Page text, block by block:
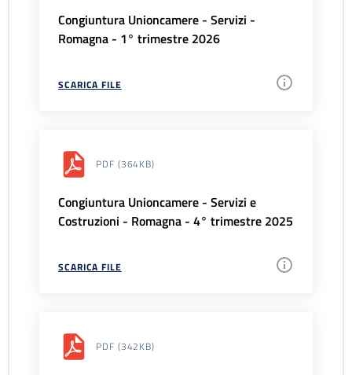
Congiuntura Unioncamere - Servizi -
Romagna - 1° trimestre 2026
SCARICA FILE
PDF (364KB)
Congiuntura Unioncamere - Servizi e
Costruzioni - Romagna - 4° trimestre 2025
SCARICA FILE
PDF (342KB)